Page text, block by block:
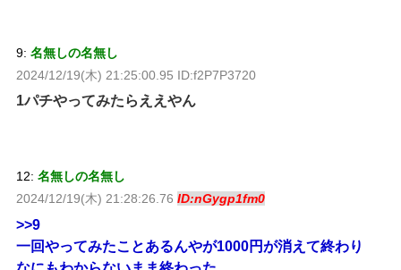
9: 名無しの名無し
2024/12/19(木) 21:25:00.95 ID:f2P7P3720
1パチやってみたらええやん
12: 名無しの名無し
2024/12/19(木) 21:28:26.76 ID:nGygp1fm0
>>9
一回やってみたことあるんやが1000円が消えて終わり